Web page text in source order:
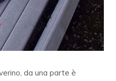
da una parte è